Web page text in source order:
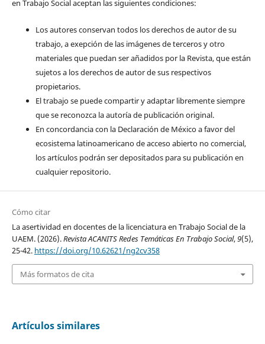
en Trabajo Social aceptan las siguientes condiciones:
Los autores conservan todos los derechos de autor de su
trabajo, a exepción de las imágenes de terceros y otro
materiales que puedan ser añadidos por la Revista, que están
sujetos a los derechos de autor de sus respectivos
propietarios.
El trabajo se puede compartir y adaptar libremente siempre
que se reconozca la autoría de publicación original.
En concordancia con la Declaración de México a favor del
ecosistema latinoamericano de acceso abierto no comercial,
los artículos podrán ser depositados para su publicación en
cualquier repositorio.
Cómo citar
La asertividad en docentes de la licenciatura en Trabajo Social de la
UAEM. (2026).Revista ACANITS Redes Temáticas En Trabajo Social, 9(5),
25-42. https://doi.org/10.62621/ng2cv358
Más formatos de cita
Artículos similares